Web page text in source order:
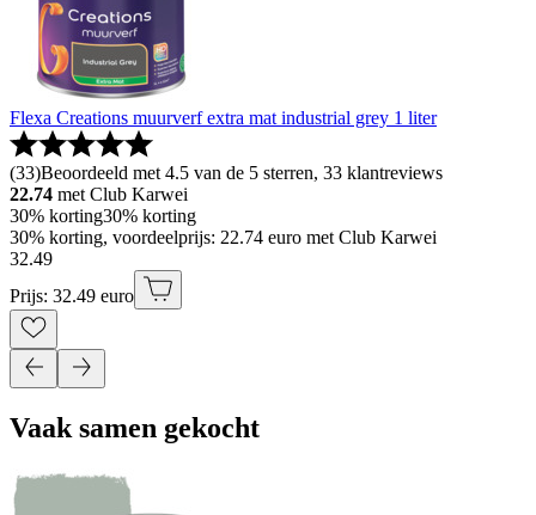
Flexa Creations muurverf extra mat industrial grey 1 liter
(33)Beoordeeld met 4.5 van de 5 sterren, 33 klantreviews
22.74 met Club Karwei
30% korting30% korting
30% korting, voordeelprijs: 22.74 euro met Club Karwei
32.49
Prijs: 32.49 euro
Vaak samen gekocht